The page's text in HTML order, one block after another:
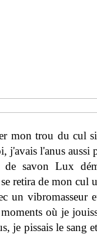
mon trou du cul
j'avais l'anus
de savon Lux
se retira de mon
un vibromasseur
où je
je pissais le sang